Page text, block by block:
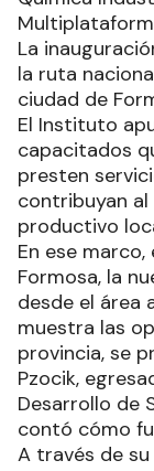
La
la ruta
ciudad de
El Instituto
capacitados
presten
contribuyan
productivo
En ese
Formosa, la
desde el área
muestra las
provincia, se
Pzocik,
Desarrollo de
contó cómo
A través de